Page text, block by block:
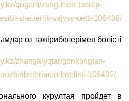
qogam/zang-men-taertip-
sheberlik-sajysy-oetti-106436/
өз тәжірибелерімен бөлісті
zhangalyqtar/gonkongtan-
boelisti-106432/
курултая пройдет в